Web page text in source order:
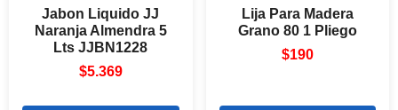
Jabon Liquido JJ
Naranja Almendra 5
Lts JJBN1228
$5.369
Lija Para Madera
Grano 80 1 Pliego
$190